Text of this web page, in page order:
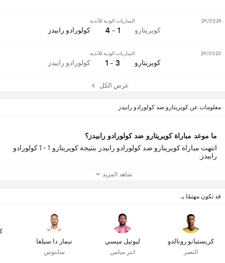
كويريتارو
المباريات الودية للأندية
1 - 4 كولورادو رابيدز
29/01/24
كويريتارو
المباريات الودية للأندية
3 - 1 كولورادو رابيدز
29/01/23
عرض الكل
معلومات عن كويريتارو ضد كولورادو رابيدز
ما موعد مباراة كويريتارو ضد كولورادو رابيدز؟
انتهت مباراة كويريتارو ضد كولورادو رابيدز بنتيجة كويريتارو 1 - 1 كولورادو
رابيدز.
شاهد المزيد
قد تكون مهتمًا بـ
كريستيانو رونالدو
النصر
ليونيل ميسي
انتر ميامي
نيمار دا سيلفا
سانتوس